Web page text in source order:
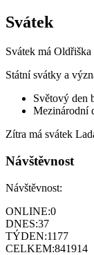
Svátek
Svátek má Oldřiška
Státní svátky a
Světový den
Mezinárodní
Zítra má svátek
Návštěvnost
Návštěvnost:
ONLINE:0
DNES:37
TÝDEN:1177
CELKEM:841914